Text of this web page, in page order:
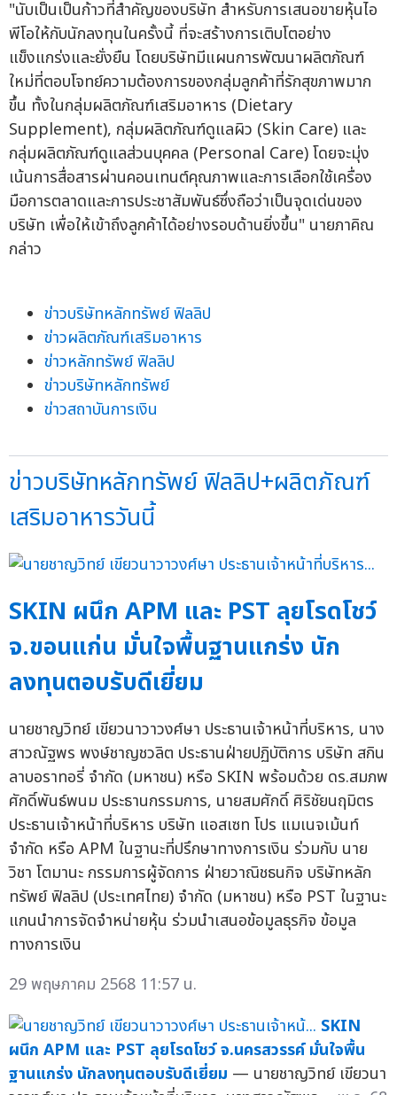
"นับเป็นเป็นก้าวที่สำคัญของบริษัท สำหรับการเสนอขายหุ้นไอ
พีโอให้กับนักลงทุนในครั้งนี้ ที่จะสร้างการเติบโตอย่าง
แข็งแกร่งและยั่งยืน โดยบริษัทมีแผนการพัฒนาผลิตภัณฑ์
ใหม่ที่ตอบโจทย์ความต้องการของกลุ่มลูกค้าที่รักสุขภาพมาก
ขึ้น ทั้งในกลุ่มผลิตภัณฑ์เสริมอาหาร (Dietary
Supplement), กลุ่มผลิตภัณฑ์ดูแลผิว (Skin Care) และ
กลุ่มผลิตภัณฑ์ดูแลส่วนบุคคล (Personal Care) โดยจะมุ่ง
เน้นการสื่อสารผ่านคอนเทนต์คุณภาพและการเลือกใช้เครื่อง
มือการตลาดและการประชาสัมพันธ์ซึ่งถือว่าเป็นจุดเด่นของ
บริษัท เพื่อให้เข้าถึงลูกค้าได้อย่างรอบด้านยิ่งขึ้น" นายภาคิณ
กล่าว
ข่าวบริษัทหลักทรัพย์ ฟิลลิป
ข่าวผลิตภัณฑ์เสริมอาหาร
ข่าวหลักทรัพย์ ฟิลลิป
ข่าวบริษัทหลักทรัพย์
ข่าวสถาบันการเงิน
ข่าวบริษัทหลักทรัพย์ ฟิลลิป+ผลิตภัณฑ์
เสริมอาหารวันนี้
SKIN ผนึก APM และ PST ลุยโรดโชว์
จ.ขอนแก่น มั่นใจพื้นฐานแกร่ง นัก
ลงทุนตอบรับดีเยี่ยม
นายชาญวิทย์ เขียวนาวาวงศ์ษา ประธานเจ้าหน้าที่บริหาร, นาง
สาวณัฐพร พงษ์ชาญชวลิต ประธานฝ่ายปฏิบัติการ บริษัท สกิน
ลาบอราทอรี่ จำกัด (มหาชน) หรือ SKIN พร้อมด้วย ดร.สมภพ
ศักดิ์พันธ์พนม ประธานกรรมการ, นายสมศักดิ์ ศิริชัยนฤมิตร
ประธานเจ้าหน้าที่บริหาร บริษัท แอสเซท โปร แมเนจเม้นท์
จำกัด หรือ APM ในฐานะที่ปรึกษาทางการเงิน ร่วมกับ นาย
วิชา โตมานะ กรรมการผู้จัดการ ฝ่ายวาณิชธนกิจ บริษัทหลัก
ทรัพย์ ฟิลลิป (ประเทศไทย) จำกัด (มหาชน) หรือ PST ในฐานะ
แกนนำการจัดจำหน่ายหุ้น ร่วมนำเสนอข้อมูลธุรกิจ ข้อมูล
ทางการเงิน
29 พฤษภาคม 2568 11:57 น.
SKIN
ผนึก APM และ PST ลุยโรดโชว์ จ.นครสวรรค์ มั่นใจพื้น
ฐานแกร่ง นักลงทุนตอบรับดีเยี่ยม — นายชาญวิทย์ เขียวนา